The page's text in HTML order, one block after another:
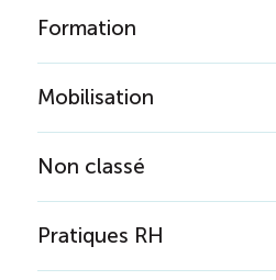
Formation
Mobilisation
Non classé
Pratiques RH